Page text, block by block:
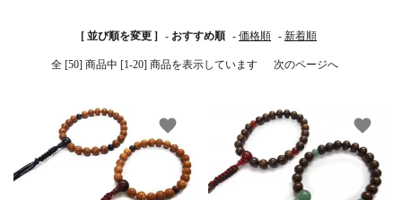
五条袈裟
黒衣・直綴
五条袈裟 色衣・裳附
白衣・色服 襦袢・裾除け
白帯・足袋 草履・はきもの
中啓・扇子 収納
卓類・常香盤・礼盤 天蓋・瓔珞・吊金具
土香炉・香炉台・香
盒
仏器・供笥・供物
きん・きん台・鳴物 ご法要用品・箱類
[ 並び順を変更 ] - おすすめ順 - 価格順 - 新着順
全 [50] 商品中 [1-20] 商品を表示しています 次のページへ
favorite favorite